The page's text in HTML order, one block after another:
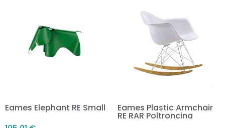
Eames Elephant RE Small
Eames Plastic Armchair
RE RAR Poltroncina